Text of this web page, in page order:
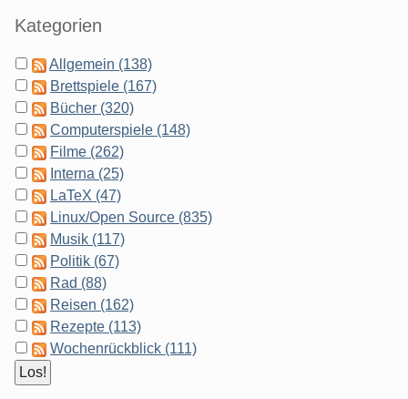
Kategorien
Allgemein (138)
Brettspiele (167)
Bücher (320)
Computerspiele (148)
Filme (262)
Interna (25)
LaTeX (47)
Linux/Open Source (835)
Musik (117)
Politik (67)
Rad (88)
Reisen (162)
Rezepte (113)
Wochenrückblick (111)